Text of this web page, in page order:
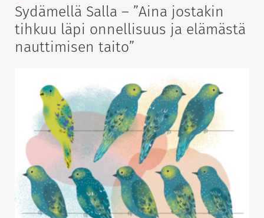
Sydämellä Salla – ”Aina jostakin
tihkuu läpi onnellisuus ja elämästä
nauttimisen taito”